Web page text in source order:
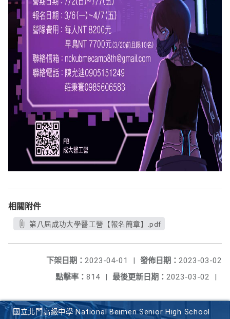
相關附件
第八屆成功大學醫工營【報名簡章】.pdf
發佈日期： 2023-03-02
下架日期： 2023-04-01
|
最後更新日期： 2023-03-02 |
點擊率： 814 |
國立北門高級中學 National Beimen Senior High School